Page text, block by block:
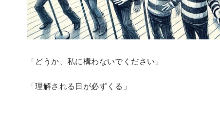
「どうか、私に構わないでください」
「理解される日が必ずくる」